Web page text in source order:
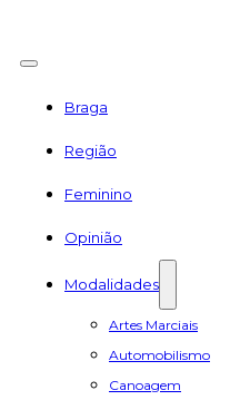
Braga
Região
Feminino
Opinião
Modalidades
Artes Marciais
Automobilismo
Canoagem